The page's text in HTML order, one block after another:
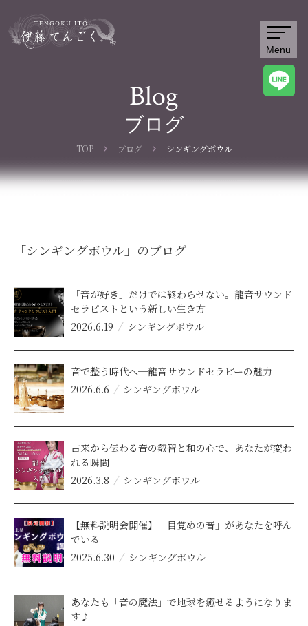
Menu
Blog
ブログ
TOP ブログ シンギングボウル
「シンギングボウル」のブログ
「音が好き」だけでは終わらせない。龍音サウンド
セラピストという新しい生き方
2026.6.19
シンギングボウル
音で整う時代へ─龍音サウンドセラピーの魅力
2026.6.6
シンギングボウル
古来から伝わる音の叡智と和の心で、あなたが変わ
れる瞬間
2026.3.8
シンギングボウル
【無料説明会開催】「目覚めの音」があなたを呼ん
でいる
2025.6.30
シンギングボウル
あなたも「音の魔法」で地球を癒せるようになりま
す♪